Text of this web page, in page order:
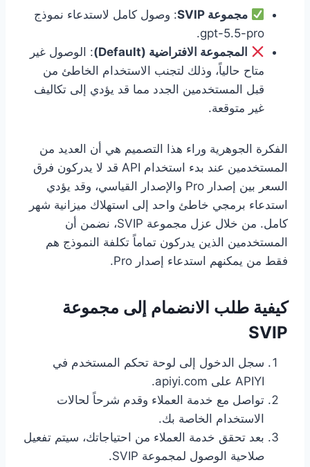
مجموعة SVIP
: وصول كامل لاستدعاء نموذج
gpt-5.5-pro.
المجموعة الافتراضية (Default)
: الوصول غير
متاح حالياً، وذلك لتجنب الاستخدام الخاطئ من
قبل المستخدمين الجدد مما قد يؤدي إلى تكاليف
غير متوقعة.
الفكرة الجوهرية وراء هذا التصميم هي أن العديد من
المستخدمين عند بدء استخدام API قد لا يدركون فرق
السعر بين إصدار Pro والإصدار القياسي، وقد يؤدي
استدعاء برمجي خاطئ واحد إلى استهلاك ميزانية شهر
كامل. من خلال عزل مجموعة SVIP، نضمن أن
المستخدمين الذين يدركون تماماً تكلفة النموذج هم
فقط من يمكنهم استدعاء إصدار Pro.
كيفية طلب الانضمام إلى مجموعة
SVIP
سجل الدخول إلى لوحة تحكم المستخدم في
APIYI على apiyi.com.
تواصل مع خدمة العملاء وقدم شرحاً لحالات
الاستخدام الخاصة بك.
بعد تحقق خدمة العملاء من احتياجاتك، سيتم تفعيل
صلاحية الوصول لمجموعة SVIP.